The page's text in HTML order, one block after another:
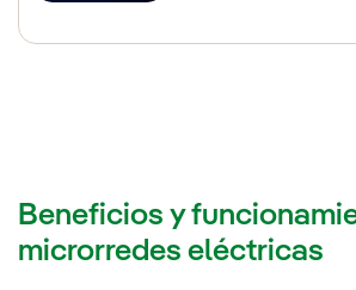
Beneficios y
microrredes eléctricas